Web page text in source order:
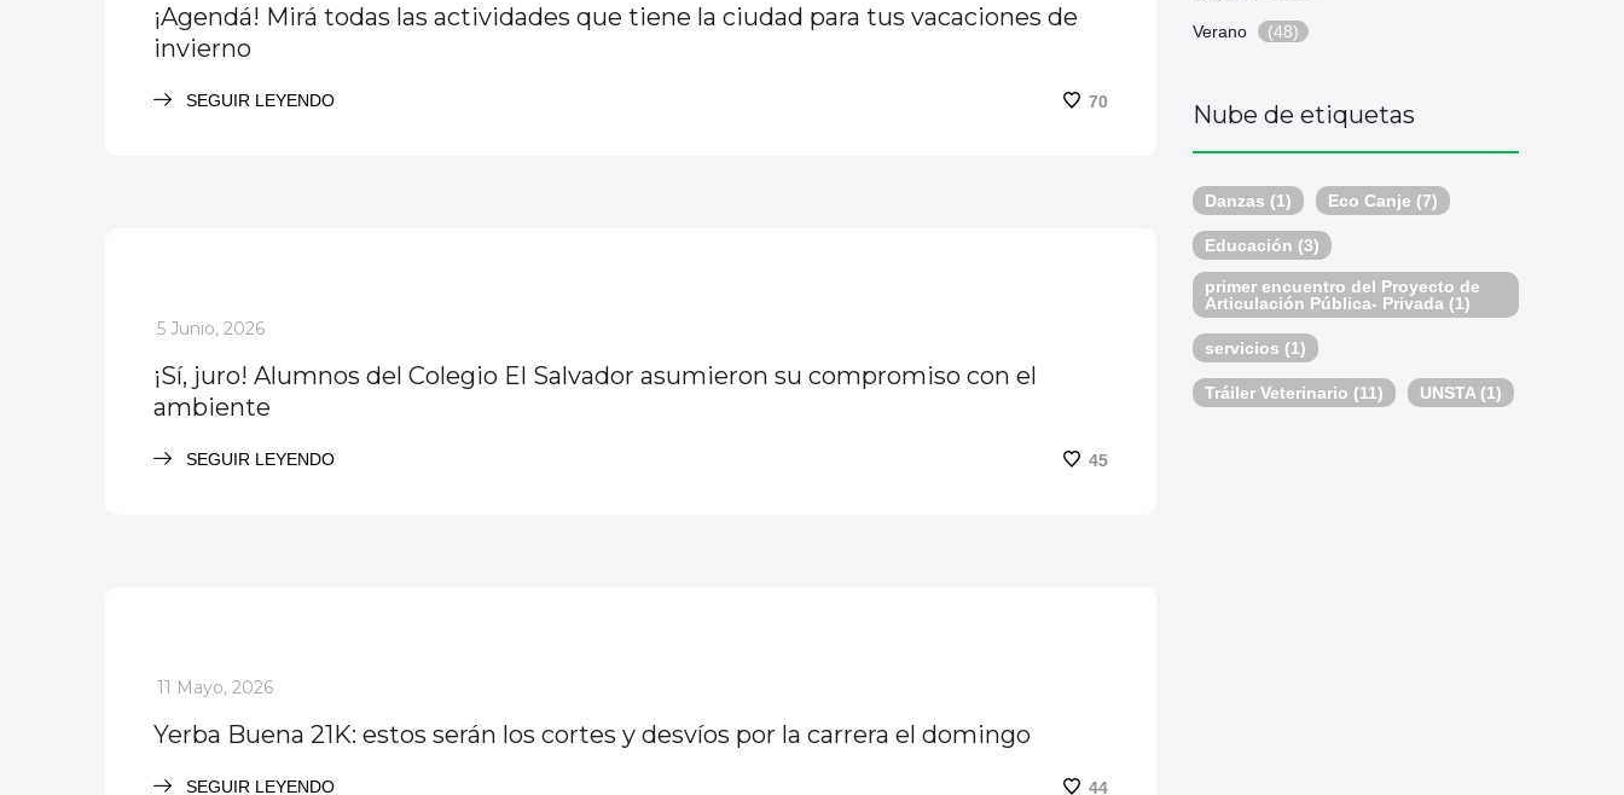
¡Agendá! Mirá todas las actividades que tiene la ciudad para tus vacaciones de
invierno
SEGUIR LEYENDO 70
_
5 Junio, 2026
¡Sí, juro! Alumnos del Colegio El Salvador asumieron su compromiso con el
ambiente
SEGUIR LEYENDO 45
_
11 Mayo, 2026
Yerba Buena 21K: estos serán los cortes y desvíos por la carrera el domingo
SEGUIR LEYENDO 44
Verano (48)
Nube de etiquetas
Danzas (1) Eco Canje (7)
Educación (3)
primer encuentro del Proyecto de
Articulación Pública- Privada (1)
servicios (1)
Tráiler Veterinario (11) UNSTA (1)